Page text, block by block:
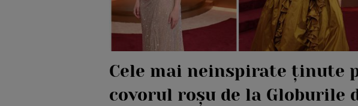
Cele mai neinspirate ținute
covorul roșu de la Globurile